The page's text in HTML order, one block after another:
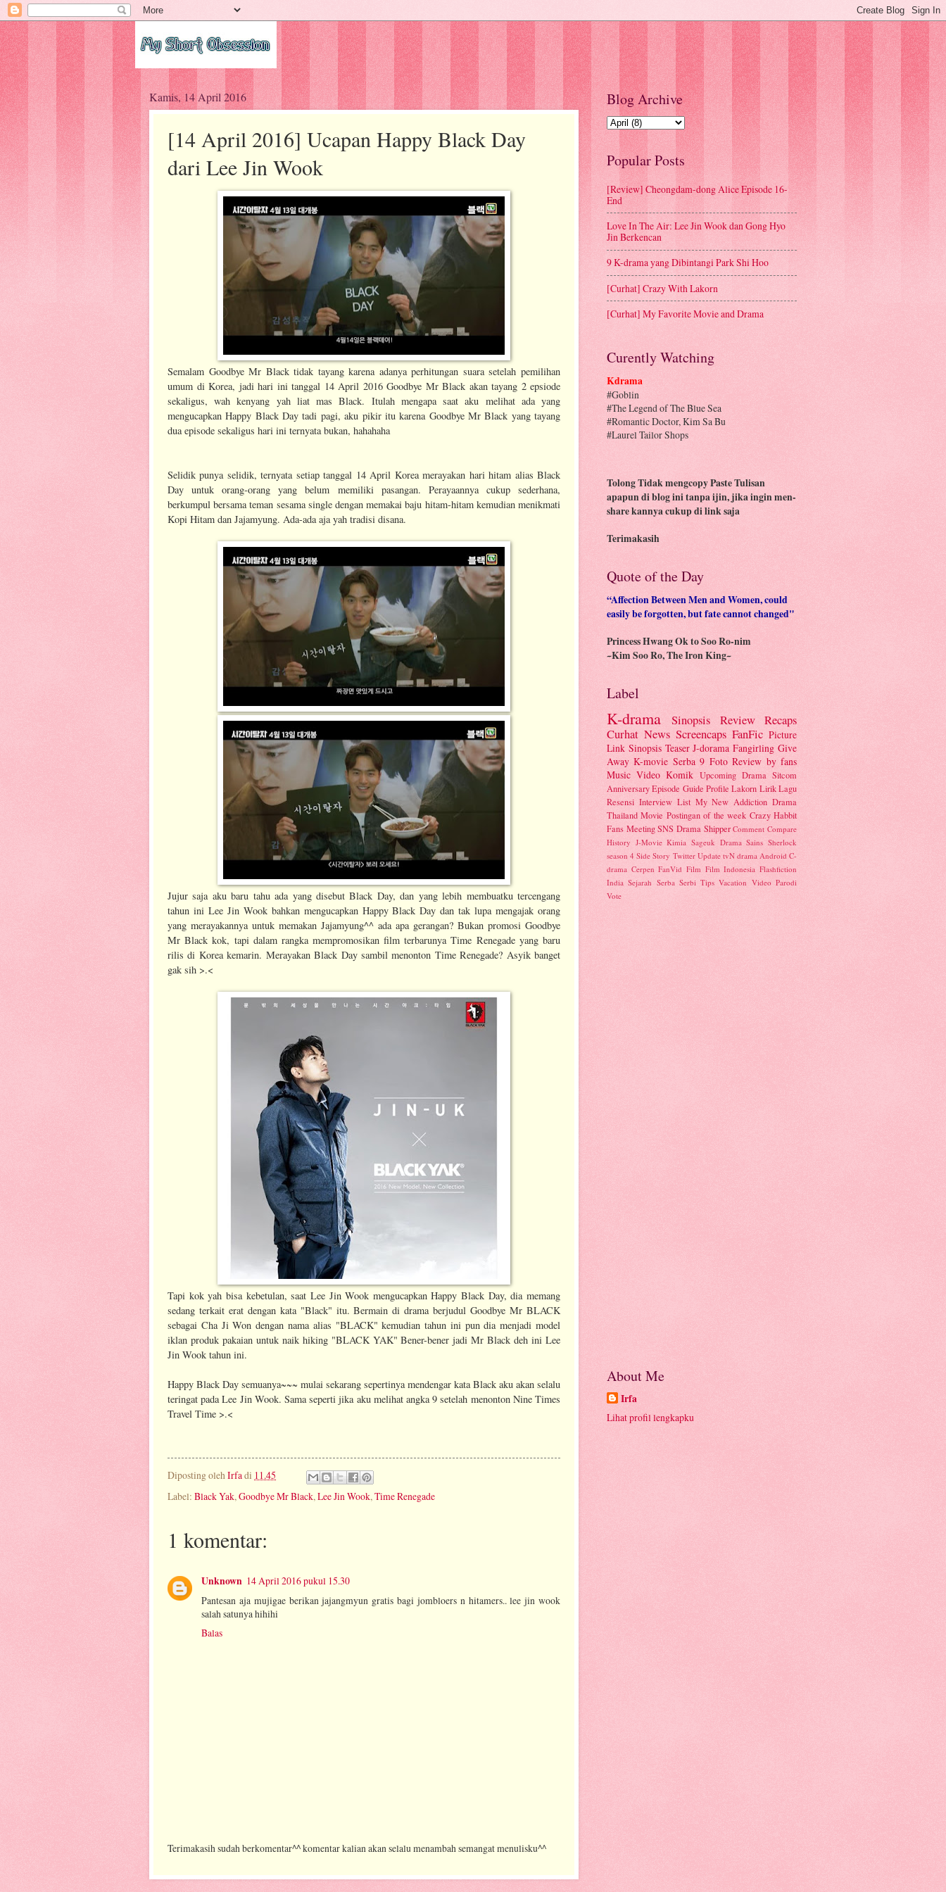
Kamis, 14 April 2016
[14 April 2016] Ucapan Happy Black Day
dari Lee Jin Wook
Semalam Goodbye Mr Black tidak tayang karena adanya perhitungan suara setelah pemilihan
umum di Korea, jadi hari ini tanggal 14 April 2016 Goodbye Mr Black akan tayang 2 epsiode
sekaligus, wah kenyang yah liat mas Black. Itulah mengapa saat aku melihat ada yang
mengucapkan Happy Black Day tadi pagi, aku pikir itu karena Goodbye Mr Black yang tayang
dua episode sekaligus hari ini ternyata bukan, hahahaha
Selidik punya selidik, ternyata setiap tanggal 14 April Korea merayakan hari hitam alias Black
Day untuk orang-orang yang belum memiliki pasangan. Perayaannya cukup sederhana,
berkumpul bersama teman sesama single dengan memakai baju hitam-hitam kemudian menikmati
Kopi Hitam dan Jajamyung. Ada-ada aja yah tradisi disana.
Jujur saja aku baru tahu ada yang disebut Black Day, dan yang lebih membuatku tercengang
tahun ini Lee Jin Wook bahkan mengucapkan Happy Black Day dan tak lupa mengajak orang
yang merayakannya untuk memakan Jajamyung^^ ada apa gerangan? Bukan promosi Goodbye
Mr Black kok, tapi dalam rangka mempromosikan film terbarunya Time Renegade yang baru
rilis di Korea kemarin. Merayakan Black Day sambil menonton Time Renegade? Asyik banget
gak sih >.<
Tapi kok yah bisa kebetulan, saat Lee Jin Wook mengucapkan Happy Black Day, dia memang
sedang terkait erat dengan kata "Black" itu. Bermain di drama berjudul Goodbye Mr BLACK
sebagai Cha Ji Won dengan nama alias "BLACK" kemudian tahun ini pun dia menjadi model
iklan produk pakaian untuk naik hiking "BLACK YAK" Bener-bener jadi Mr Black deh ini Lee
Jin Wook tahun ini.
Happy Black Day semuanya~~~ mulai sekarang sepertinya mendengar kata Black aku akan selalu
teringat pada Lee Jin Wook. Sama seperti jika aku melihat angka 9 setelah menonton Nine Times
Travel Time >.<
Diposting olehIrfadi 11.45
Label: Black Yak, Goodbye Mr Black, Lee Jin Wook, Time Renegade
1 komentar:
Unknown 14 April 2016 pukul 15.30
Pantesan aja mujigae berikan jajangmyun gratis bagi jombloers n hitamers.. lee jin wook
salah satunya hihihi
Balas
Terimakasih sudah berkomentar^^ komentar kalian akan selalu menambah semangat menulisku^^
Blog Archive
Popular Posts
[Review] Cheongdam-dong Alice Episode 16-
End
Love In The Air: Lee Jin Wook dan Gong Hyo
Jin Berkencan
9 K-drama yang Dibintangi Park Shi Hoo
[Curhat] Crazy With Lakorn
[Curhat] My Favorite Movie and Drama
Curently Watching
Kdrama
#Goblin
#The Legend of The Blue Sea
#Romantic Doctor, Kim Sa Bu
#Laurel Tailor Shops
Tolong Tidak mengcopy Paste Tulisan
apapun di blog ini tanpa ijin, jika ingin men-
share kannya cukup di link saja
Terimakasih
Quote of the Day
“Affection Between Men and Women, could
easily be forgotten, but fate cannot changed"
Princess Hwang Ok to Soo Ro-nim
~Kim Soo Ro, The Iron King~
Label
K-drama Sinopsis Review
Recaps
Curhat News Screencaps FanFic Picture
Link Sinopsis Teaser J-dorama Fangirling Give
Away K-movie Serba 9 Foto Review by fans
Music Video Komik Upcoming Drama Sitcom
Anniversary Episode Guide Profile Lakorn Lirik Lagu
Resensi Interview List My New Addiction Drama
Thailand Movie Postingan of the week Crazy Habbit
Fans Meeting SNS Drama Shipper Comment Compare
History J-Movie Kimia Sageuk Drama Sains Sherlock
season 4 Side Story Twitter Update tvN drama Android C-
drama Cerpen FanVid Film Film Indonesia Flashfiction
India Sejarah Serba Serbi Tips Vacation Video Parodi
Vote
About Me
Irfa
Lihat profil lengkapku